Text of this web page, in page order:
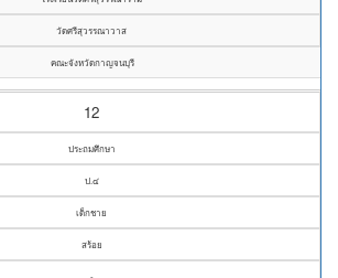
วัดศรีสุวรรณาวาส
คณะจังหวัดกาญจนบุรี
12
ประถมศึกษา
ป.๔
เด็กชาย
สร้อย